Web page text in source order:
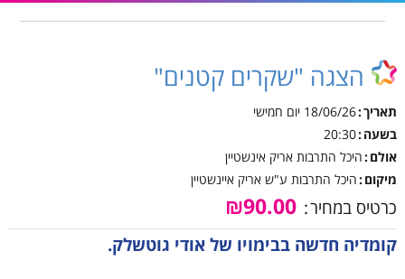
הצגה "שקרים קטנים"
תאריך 18/06/26 יום חמישי
בשעה 20:30
אולם היכל התרבות אריק אינשטיין
מיקום היכל התרבות ע"ש אריק איינשטיין
כרטיס במחיר
קומדיה חדשה בבימויו של אודי גוטשלק.